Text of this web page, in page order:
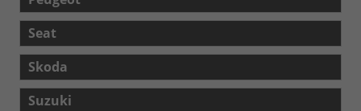
Seat
Skoda
Suzuki